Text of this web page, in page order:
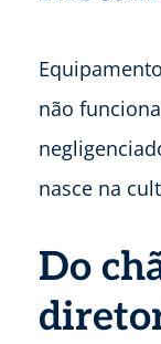
não
nasce na
Do